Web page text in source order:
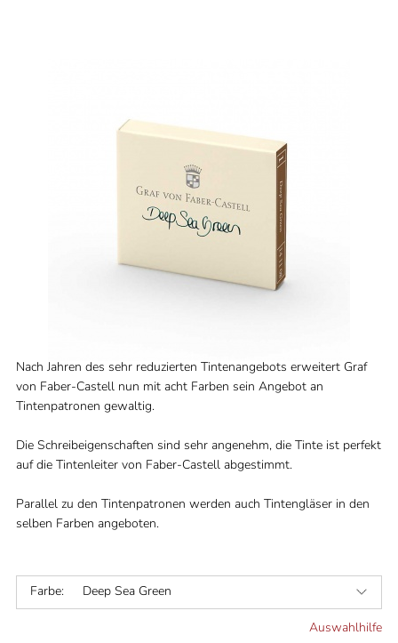
Nach Jahren des sehr reduzierten Tintenangebots erweitert Graf
von Faber-Castell nun mit acht Farben sein Angebot an
Tintenpatronen gewaltig.
Die Schreibeigenschaften sind sehr angenehm, die Tinte ist perfekt
auf die Tintenleiter von Faber-Castell abgestimmt.
Parallel zu den Tintenpatronen werden auch Tintengläser in den
selben Farben angeboten.
Farbe: Deep Sea Green
Auswahlhilfe